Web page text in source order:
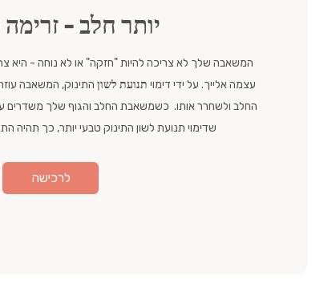
יותר חלב -
המשאבה שלך לא צריכה להיות "חזקה" או לא נוחה - היא
עצמה אלייך. על ידי דימוי תנועת לשון התינוק, המשאבה
החלב ולשחרר אותו. כשמשאבת החלב והגוף שלך משדרים
שדימוי תנועת לשון התינוק טבעי יותר, כך תהיה
לרכישה